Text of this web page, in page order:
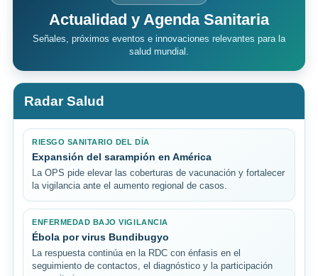
Actualidad y Agenda Sanitaria
Señales, próximos eventos e innovaciones relevantes para la
salud mundial.
Radar Salud
RIESGO SANITARIO DEL DÍA
Expansión del sarampión en América
La OPS pide elevar las coberturas de vacunación y fortalecer
la vigilancia ante el aumento regional de casos.
ENFERMEDAD BAJO VIGILANCIA
Ébola por virus Bundibugyo
La respuesta continúa en la RDC con énfasis en el
seguimiento de contactos, el diagnóstico y la participación